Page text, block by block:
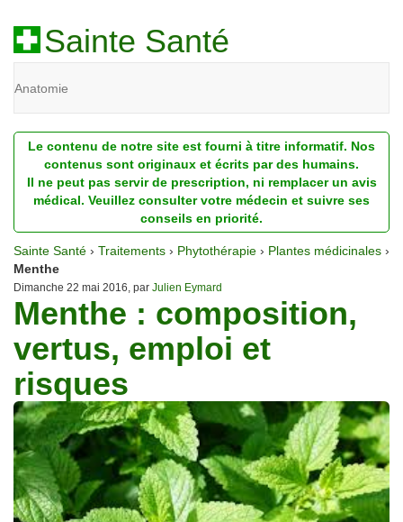
Sainte Santé
Anatomie
Diagnostic
Dossiers
Homéopathie
Nutrition
Pathologie
Psychologie
Recherches
Traitements
Le contenu de notre site est fourni à titre informatif. Nos
contenus sont originaux et écrits par des humains.
Il ne peut pas servir de prescription, ni remplacer un avis
médical. Veuillez consulter votre médecin et suivre ses
conseils en priorité.
Sainte Santé › Traitements › Phytothérapie › Plantes médicinales ›
Menthe
Dimanche 22 mai 2016, par Julien Eymard
Menthe : composition,
vertus, emploi et
risques